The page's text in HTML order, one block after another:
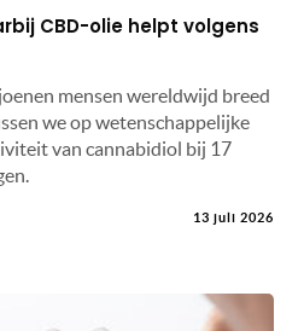
CBD-olie helpt volgens
mensen wereldwijd breed
we op wetenschappelijke
van cannabidiol bij 17
13 juli 2026